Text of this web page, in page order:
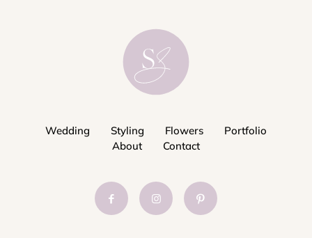
Wedding Styling Flowers
Portfolio
About
Contact